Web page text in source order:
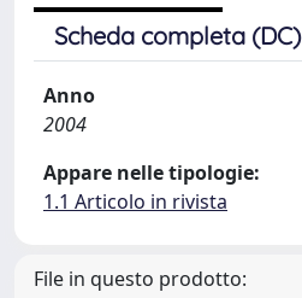
Scheda completa (DC)
Anno
2004
Appare nelle tipologie:
1.1 Articolo in rivista
File in questo prodotto: